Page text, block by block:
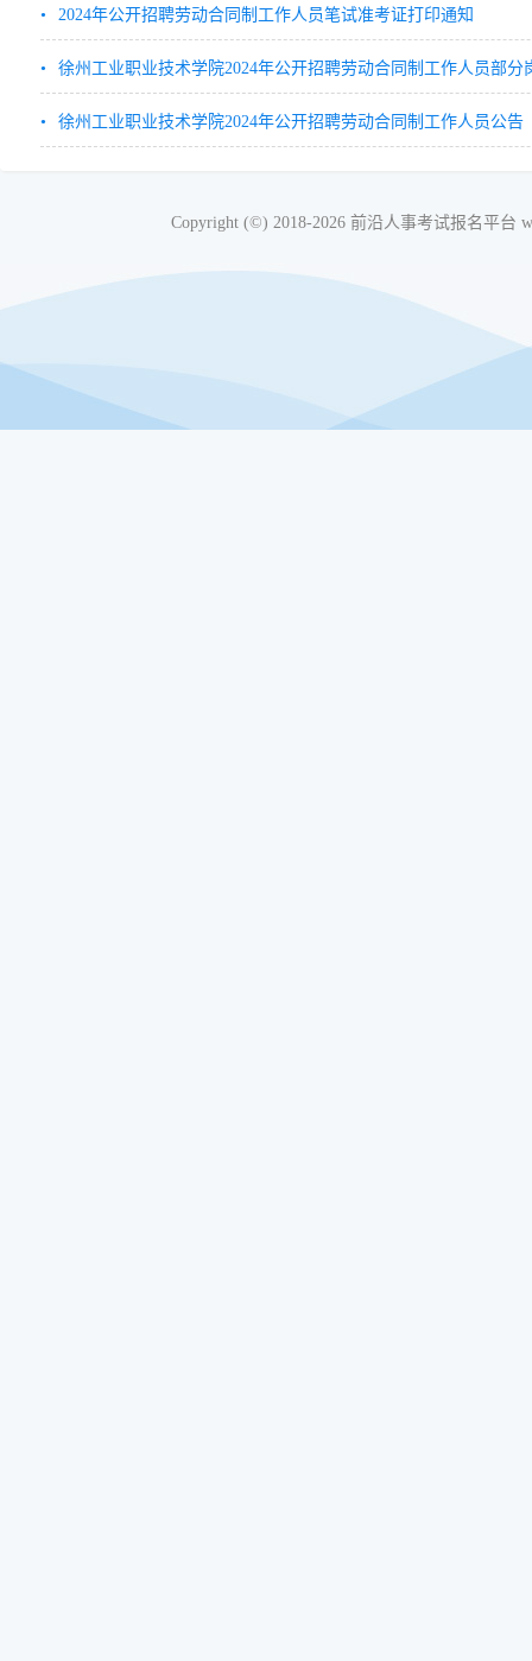
2024年公开招聘劳动合同制工作人员笔试准考证打印通知
徐州工业职业技术学院2024年公开招聘劳动合同制工作人员部分
徐州工业职业技术学院2024年公开招聘劳动合同制工作人员公告
Copyright (©) 2018-2026 前沿人事考试报名平